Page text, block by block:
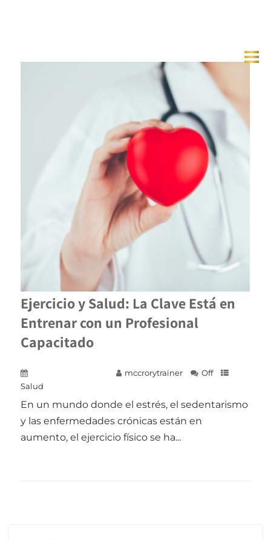
Ejercicio y Salud: La Clave Está en
Entrenar con un Profesional
Capacitado
mccrorytrainer
Off
Salud
En un mundo donde el estrés, el sedentarismo
y las enfermedades crónicas están en
aumento, el ejercicio físico se ha...